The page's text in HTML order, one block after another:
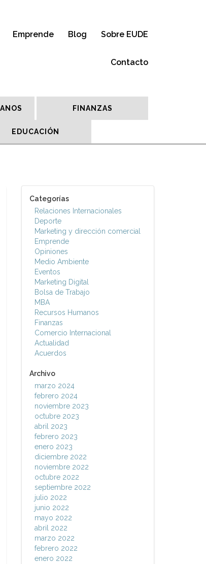
Emprende Blog Sobre EUDE
Contacto
FINANZAS
EDUCACIÓN
Categorías
Relaciones Internacionales
Deporte
Marketing y dirección comercial
Emprende
Opiniones
Medio Ambiente
Eventos
Marketing Digital
Bolsa de Trabajo
MBA
Recursos Humanos
Finanzas
Comercio Internacional
Actualidad
Acuerdos
Archivo
marzo 2024
febrero 2024
noviembre 2023
octubre 2023
abril 2023
febrero 2023
enero 2023
diciembre 2022
noviembre 2022
octubre 2022
septiembre 2022
julio 2022
junio 2022
mayo 2022
abril 2022
marzo 2022
febrero 2022
enero 2022